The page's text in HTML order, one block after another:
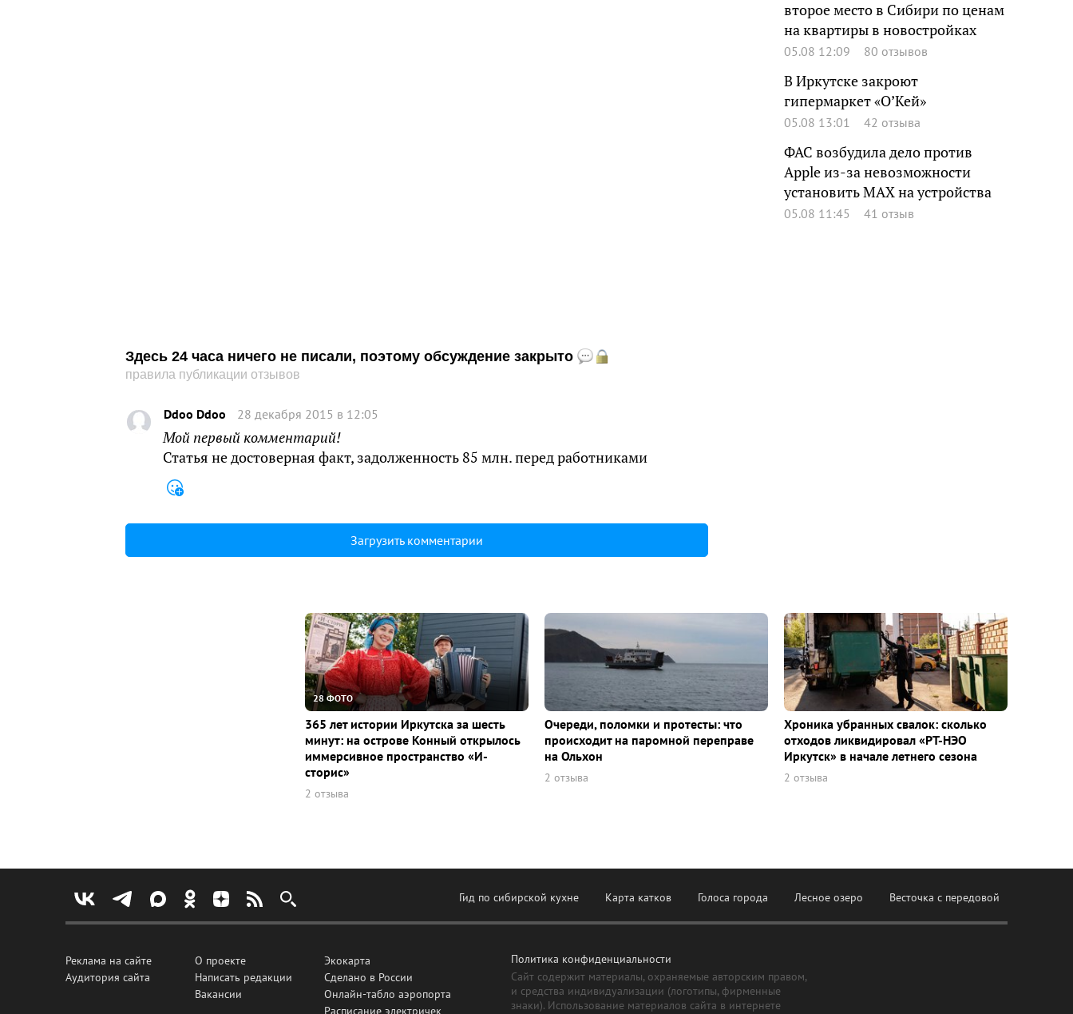
Здесь 24 часа ничего не писали, поэтому обсуждение закрыто
правила публикации отзывов
Ddoo Ddoo 28 декабря 2015 в 12:05
Мой первый комментарий!
Статья не достоверная факт, задолженность 85 млн. перед работниками
Загрузить комментарии
второе место в Сибири по ценам
на квартиры в новостройках
05.08 12:09 80 отзывов
В Иркутске закроют
гипермаркет «О’Кей»
05.08 13:01 42 отзыва
ФАС возбудила дело против
Apple из-за невозможности
установить MAX на устройства
05.08 11:45 41 отзыв
28 ФОТО
365 лет истории Иркутска за шесть
минут: на острове Конный открылось
иммерсивное пространство «И-
сторис»
2 отзыва
Очереди, поломки и протесты: что
происходит на паромной переправе
на Ольхон
2 отзыва
Хроника убранных свалок: сколько
отходов ликвидировал «РТ-НЭО
Иркутск» в начале летнего сезона
2 отзыва
Гид по сибирской кухне Карта катков Голоса города Лесное озеро Весточка с передовой
Реклама на сайте
Аудитория сайта
О проекте
Написать редакции
Вакансии
Экокарта
Сделано в России
Онлайн-табло аэропорта
Расписание электричек
Политика конфиденциальности
Сайт содержит материалы, охраняемые авторским правом,
и средства индивидуализации (логотипы, фирменные
знаки). Использование материалов сайта в интернете